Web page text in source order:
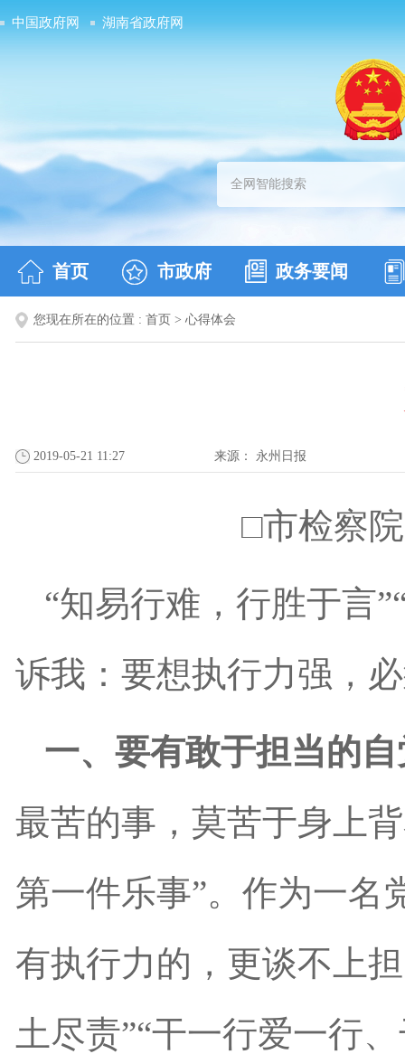
中国政府网 湖南省政府网
首页 市政府 政务要闻
您现在所在的位置 : 首页 > 心得体会
2019-05-21 11:27 来源： 永州日报
□市检察
“知易行难，行胜于言
诉我：要想执行力强，
一、要有敢于担当的
最苦的事，莫苦于身上
第一件乐事”。作为一名
有执行力的，更谈不上
土尽责”“干一行爱一行